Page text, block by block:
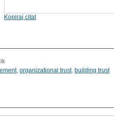
Kopiraj citat
, organizational trust, building trust